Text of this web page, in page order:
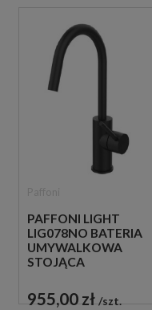
PAFFONI LIGHT
LIG078NO BATERIA
UMYWALKOWA
STOJĄCA
CZARNA
955,00 zł szt.